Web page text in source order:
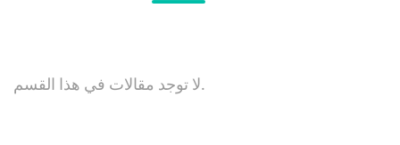
لا توجد مقالات في هذا القسم.